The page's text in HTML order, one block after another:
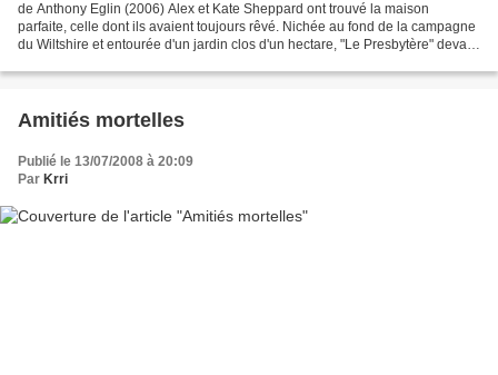
de Anthony Eglin (2006) Alex et Kate Sheppard ont trouvé la maison
parfaite, celle dont ils avaient toujours rêvé. Nichée au fond de la campagne
du Wiltshire et entourée d'un jardin clos d'un hectare, "Le Presbytère" devait
Amitiés mortelles
Publié le 13/07/2008 à 20:09
Par Krri